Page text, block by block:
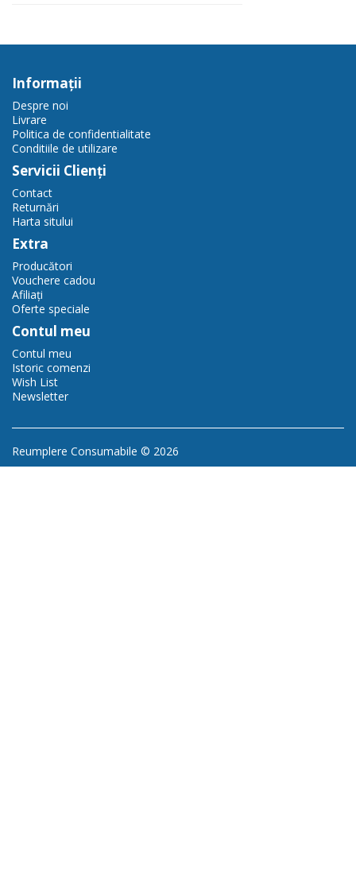
Informaţii
Despre noi
Livrare
Politica de confidentialitate
Conditiile de utilizare
Servicii Clienţi
Contact
Returnări
Harta sitului
Extra
Producători
Vouchere cadou
Afiliaţi
Oferte speciale
Contul meu
Contul meu
Istoric comenzi
Wish List
Newsletter
Reumplere Consumabile © 2026